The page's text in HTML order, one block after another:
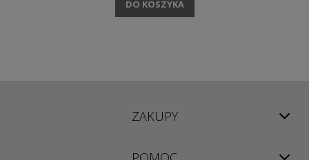
DO KOSZYKA
ZAKUPY